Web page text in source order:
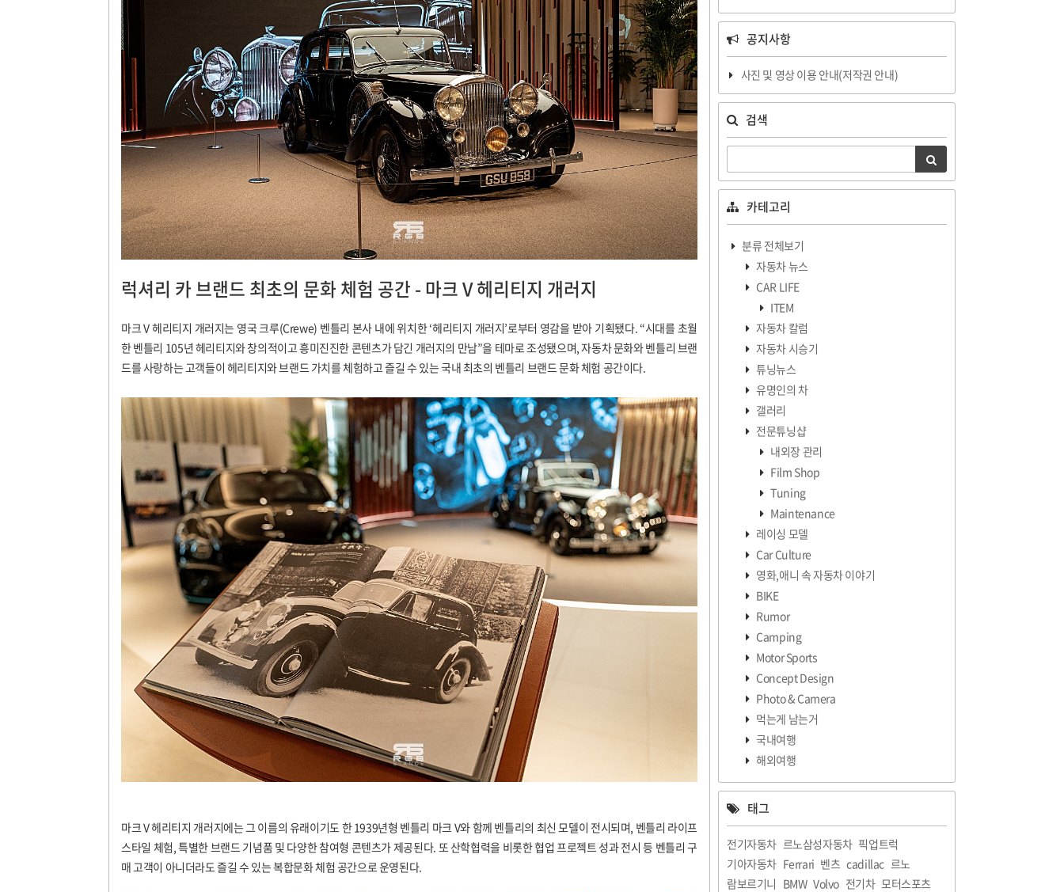
럭셔리 카 브랜드 최초의 문화 체험 공간 - 마크 V 헤리티지 개러지
마크V헤리티지 개러지는 영국 크루(Crewe) 벤틀리 본사 내에 위치한‘헤리티지 개러지’로부터 영감을 받아 기획됐다. “시대를 초월
한 벤틀리 105년 헤리티지와 창의적이고 흥미진진한 콘텐츠가 담긴 개러지의 만남”을 테마로 조성됐으며,자동차 문화와 벤틀리 브랜
드를 사랑하는 고객들이 헤리티지와 브랜드 가치를 체험하고 즐길 수 있는 국내 최초의 벤틀리 브랜드 문화 체험 공간이다.
마크 V헤리티지 개러지에는 그 이름의 유래이기도 한1939년형 벤틀리 마크 V와 함께 벤틀리의 최신 모델이 전시되며 벤틀리 라이프
스타일 체험 ,특별한 브랜드 기념품 및 다양한 참여형 콘텐츠가 제공된다. 또 산학협력을 비롯한 협업 프로젝트 성과 전시 등 벤틀리 구
매 고객이 아니더라도 즐길 수 있는 복합문화 체험 공간으로 운영된다.
공지사항
사진 및 영상 이용 안내(저작권 안내)
검색
카테고리
분류 전체보기
자동차 뉴스
CAR LIFE
ITEM
자동차 칼럼
자동차 시승기
튜닝뉴스
유명인의 차
갤러리
전문튜닝샵
내외장 관리
Film Shop
Tuning
Maintenance
레이싱 모델
Car Culture
영화,애니 속 자동차 이야기
BIKE
Rumor
Camping
Motor Sports
Concept Design
Photo & Camera
먹는게 남는거
국내여행
해외여행
태그
전기자동차 르노삼성자동차 픽업트럭
기아자동차 Ferrari 벤츠 cadillac 르노
람보르기니 BMW Volvo 전기차 모터스포츠